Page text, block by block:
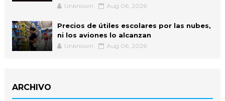
Unknown Aug 06, 2026
Precios de útiles escolares por las nubes,
ni los aviones lo alcanzan
Unknown Aug 06, 2026
ARCHIVO